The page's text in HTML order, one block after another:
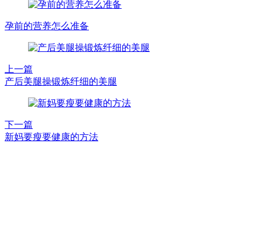
孕前的营养怎么准备
上一篇
产后美腿操锻炼纤细的美腿
下一篇
新妈要瘦要健康的方法